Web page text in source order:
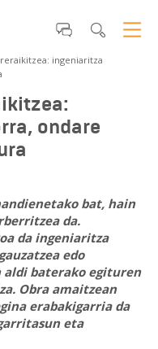
ingeniaritza
ondare
bat, hain
da.
da ingeniaritza
edo
aldi baterako egituren
Obra amaitzean
erabakigarria da
eta